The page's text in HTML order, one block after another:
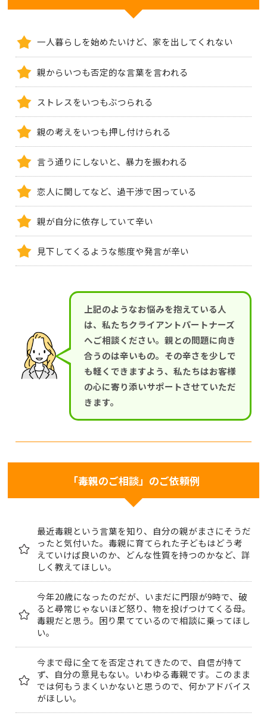
一人暮らしを始めたいけど、家を出してくれない
親からいつも否定的な言葉を言われる
ストレスをいつもぶつられる
親の考えをいつも押し付けられる
言う通りにしないと、暴力を振われる
恋人に関してなど、過干渉で困っている
親が自分に依存していて辛い
見下してくるような態度や発言が辛い
上記のようなお悩みを抱えている人
は、私たちクライアントパートナーズ
へご相談ください。親との問題に向き
合うのは辛いもの。その辛さを少しで
も軽くできますよう、私たちはお客様
の心に寄り添いサポートさせていただ
きます。
「毒親のご相談」のご依頼例
最近毒親という言葉を知り、自分の親がまさにそうだ
ったと気付いた。毒親に育てられた子どもはどう考
えていけば良いのか、どんな性質を持つのかなど、詳
しく教えてほしい。
今年20歳になったのだが、いまだに門限が9時で、破
ると尋常じゃないほど怒り、物を投げつけてくる母。
毒親だと思う。困り果てているので相談に乗ってほし
い。
今まで母に全てを否定されてきたので、自信が持て
ず、自分の意見もない。いわゆる毒親です。このまま
では何もうまくいかないと思うので、何かアドバイス
がほしい。